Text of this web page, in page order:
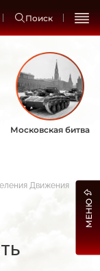
Поиск
Московская битва
Движения
МЕНЮ